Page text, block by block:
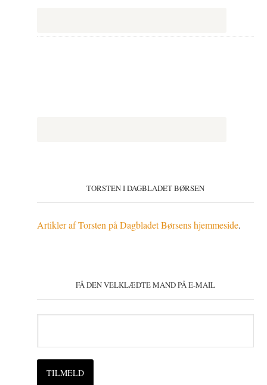
TORSTEN I DAGBLADET BØRSEN
Artikler af Torsten på Dagbladet Børsens hjemmeside.
FÅ DEN VELKLÆDTE MAND PÅ E-MAIL